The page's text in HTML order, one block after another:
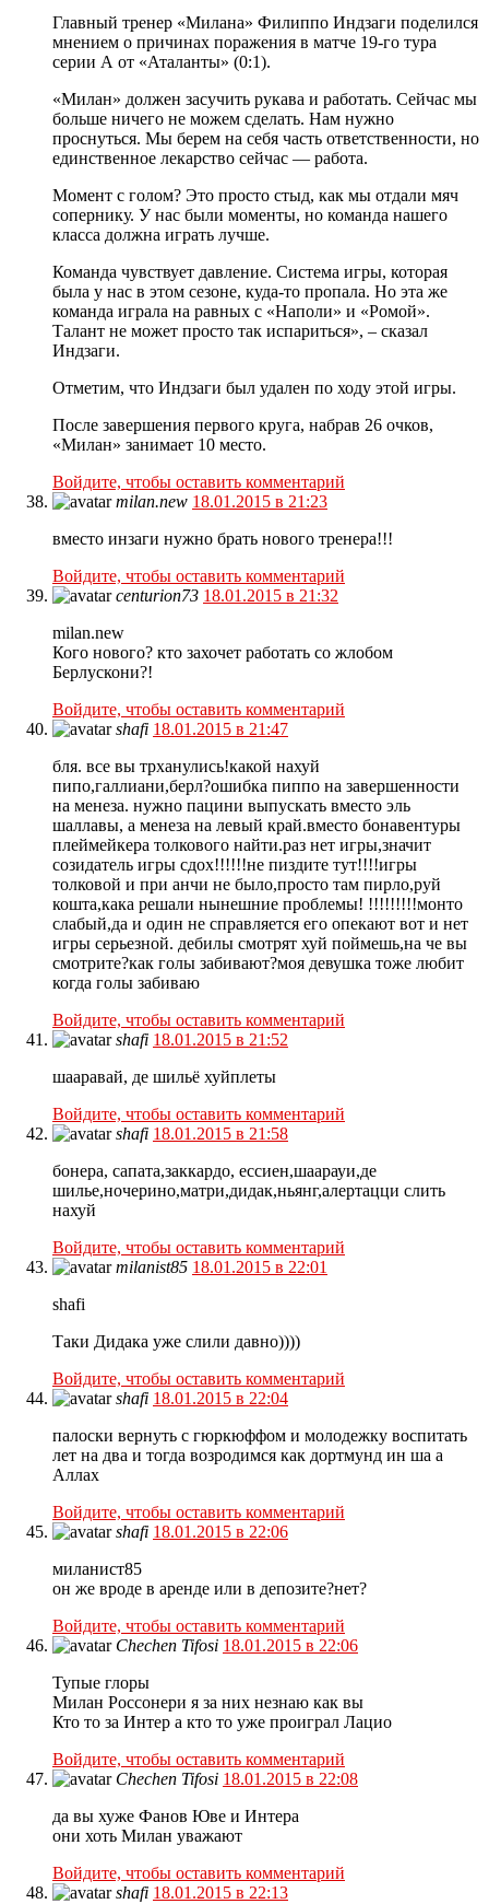
Главный тренер «Милана» Филиппо Индзаги поделился
мнением о причинах поражения в матче 19-го тура
серии А от «Аталанты» (0:1).
«Милан» должен засучить рукава и работать. Сейчас мы
больше ничего не можем сделать. Нам нужно
проснуться. Мы берем на себя часть ответственности, но
единственное лекарство сейчас — работа.
Момент с голом? Это просто стыд, как мы отдали мяч
сопернику. У нас были моменты, но команда нашего
класса должна играть лучше.
Команда чувствует давление. Система игры, которая
была у нас в этом сезоне, куда-то пропала. Но эта же
команда играла на равных с «Наполи» и «Ромой».
Талант не может просто так испариться», – сказал
Индзаги.
Отметим, что Индзаги был удален по ходу этой игры.
После завершения первого круга, набрав 26 очков,
«Милан» занимает 10 место.
Войдите, чтобы оставить комментарий
milan.new 18.01.2015 в 21:23
вместо инзаги нужно брать нового тренера!!!
Войдите, чтобы оставить комментарий
centurion73 18.01.2015 в 21:32
milan.new
Кого нового? кто захочет работать со жлобом
Берлускони?!
Войдите, чтобы оставить комментарий
shafi 18.01.2015 в 21:47
бля. все вы трханулись!какой нахуй
пипо,галлиани,берл?ошибка пиппо на завершенности
на менеза. нужно пацини выпускать вместо эль
шаллавы, а менеза на левый край.вместо бонавентуры
плеймейкера толкового найти.раз нет игры,значит
созидатель игры сдох!!!!!!не пиздите тут!!!!игры
толковой и при анчи не было,просто там пирло,руй
кошта,кака решали нынешние проблемы! !!!!!!!!!монто
слабый,да и один не справляется его опекают вот и нет
игры серьезной. дебилы смотрят хуй поймешь,на че вы
смотрите?как голы забивают?моя девушка тоже любит
когда голы забиваю
Войдите, чтобы оставить комментарий
shafi 18.01.2015 в 21:52
шааравай, де шильё хуйплеты
Войдите, чтобы оставить комментарий
shafi 18.01.2015 в 21:58
бонера, сапата,заккардо, ессиен,шаарауи,де
шилье,ночерино,матри,дидак,ньянг,алертацци слить
нахуй
Войдите, чтобы оставить комментарий
milanist85 18.01.2015 в 22:01
shafi
Таки Дидака уже слили давно))))
Войдите, чтобы оставить комментарий
shafi 18.01.2015 в 22:04
палоски вернуть с гюркюффом и молодежку воспитать
лет на два и тогда возродимся как дортмунд ин ша а
Аллах
Войдите, чтобы оставить комментарий
shafi 18.01.2015 в 22:06
миланист85
он же вроде в аренде или в депозите?нет?
Войдите, чтобы оставить комментарий
Chechen Tifosi 18.01.2015 в 22:06
Тупые глоры
Милан Россонери я за них незнаю как вы
Кто то за Интер а кто то уже проиграл Лацио
Войдите, чтобы оставить комментарий
Chechen Tifosi 18.01.2015 в 22:08
да вы хуже Фанов Юве и Интера
они хоть Милан уважают
Войдите, чтобы оставить комментарий
shafi 18.01.2015 в 22:13